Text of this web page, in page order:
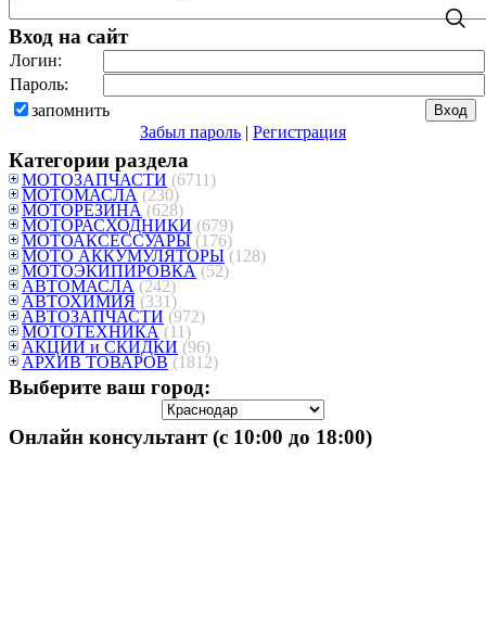
Вход на сайт
Логин:
Пароль:
запомнить
Забыл пароль | Регистрация
Категории раздела
МОТОЗАПЧАСТИ (6711)
МОТОМАСЛА (230)
МОТОРЕЗИНА (628)
МОТОРАСХОДНИКИ (679)
МОТОАКСЕССУАРЫ (176)
МОТО АККУМУЛЯТОРЫ (128)
МОТОЭКИПИРОВКА (52)
АВТОМАСЛА (242)
АВТОХИМИЯ (331)
АВТОЗАПЧАСТИ (972)
МОТОТЕХНИКА (11)
АКЦИИ и СКИДКИ (96)
АРХИВ ТОВАРОВ (1812)
Выберите ваш город:
Онлайн консультант (с 10:00 до 18:00)